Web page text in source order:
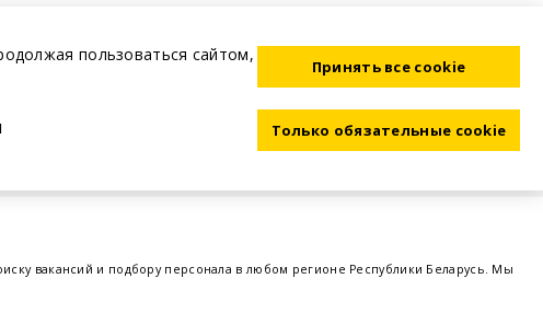
вакансий и подбору персонала в любом регионе Республики Беларусь. Мы
пользоваться сайтом,
Принять все cookie
Только обязательные cookie